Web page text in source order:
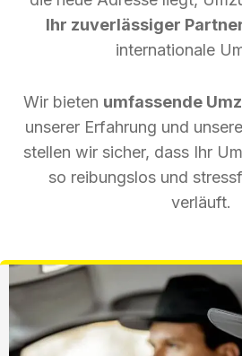
Ihr zuverlässiger
internationale
Wir bieten umfassende
unserer Erfahrung und
stellen wir sicher, dass Ihr
so reibungslos und
verläuft.